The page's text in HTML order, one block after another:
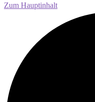
Zum Hauptinhalt